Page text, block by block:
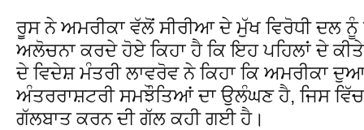
ਰੂਸ ਨੇ ਅਮਰੀਕਾ ਵੱਲੋਂ ਸੀਰੀਆ ਦੇ ਮੁੱਖ ਵਿਰੋਧੀ ਦਲ ਨੂੰ
ਅਲੋਚਨਾ ਕਰਦੇ ਹੋਏ ਕਿਹਾ ਹੈ ਕਿ ਇਹ ਪਹਿਲਾਂ ਦੇ
ਦੇ ਵਿਦੇਸ਼ ਮੰਤਰੀ ਲਾਵਰੋਵ ਨੇ ਕਿਹਾ ਕਿ ਅਮਰੀਕਾ
ਅੰਤਰਰਾਸ਼ਟਰੀ ਸਮਝੌਤਿਆਂ ਦਾ ਉਲੰਘਣ ਹੈ, ਜਿਸ
ਗੱਲਬਾਤ ਕਰਨ ਦੀ ਗੱਲ ਕਹੀ ਗਈ ਹੈ।